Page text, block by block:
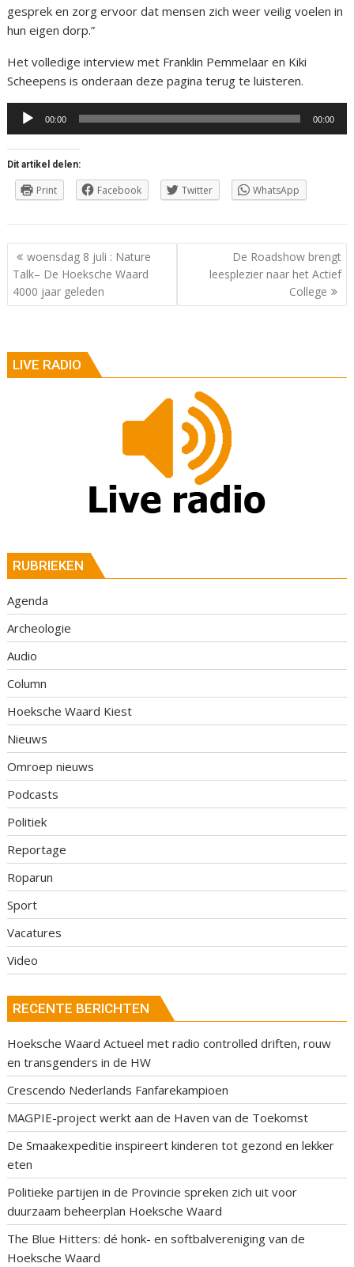
gesprek en zorg ervoor dat mensen zich weer veilig voelen in
hun eigen dorp.”
Het volledige interview met Franklin Pemmelaar en Kiki
Scheepens is onderaan deze pagina terug te luisteren.
Audiospeler
00:00 00:00
Dit artikel delen:
Print Facebook Twitter WhatsApp
Berichtnavigatie
woensdag 8 juli : Nature
Talk– De Hoeksche Waard
4000 jaar geleden
De Roadshow brengt
leesplezier naar het Actief
College
LIVE RADIO
RUBRIEKEN
Agenda
Archeologie
Audio
Column
Hoeksche Waard Kiest
Nieuws
Omroep nieuws
Podcasts
Politiek
Reportage
Roparun
Sport
Vacatures
Video
RECENTE BERICHTEN
Hoeksche Waard Actueel met radio controlled driften, rouw
en transgenders in de HW
Crescendo Nederlands Fanfarekampioen
MAGPIE-project werkt aan de Haven van de Toekomst
De Smaakexpeditie inspireert kinderen tot gezond en lekker
eten
Politieke partijen in de Provincie spreken zich uit voor
duurzaam beheerplan Hoeksche Waard
The Blue Hitters: dé honk- en softbalvereniging van de
Hoeksche Waard